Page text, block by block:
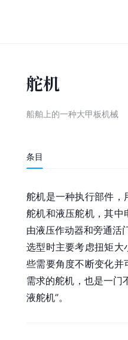
舵机
船舶上的一种大甲板机械
条目
舵机是一种执行部件，
舵机和液压舵机，其
由液压作动器和旁通活
选型时主要考虑扭矩大
些需要角度不断变化并
需求的舵机，也是一门
液舵机”。